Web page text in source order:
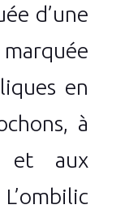
d’une
en
à
et aux